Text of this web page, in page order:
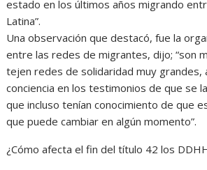
estado en los últimos años migrando
Latina”.
Una observación que destacó, fue la
entre las redes de migrantes, dijo; “son
tejen redes de solidaridad muy grandes,
conciencia en los testimonios de que se
que incluso tenían conocimiento de que
que puede cambiar en algún momento”.
¿Cómo afecta el fin del título 42 los